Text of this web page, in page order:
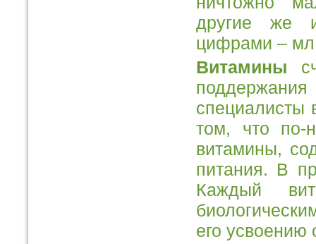
другие же
цифрами –
Витамины
специалисты
том, что по-
витамины,
питания. В
Каждый
его усвоению